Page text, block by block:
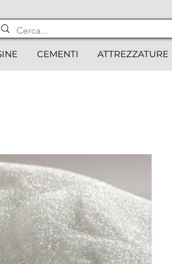
CEMENTI ATTREZZATURE